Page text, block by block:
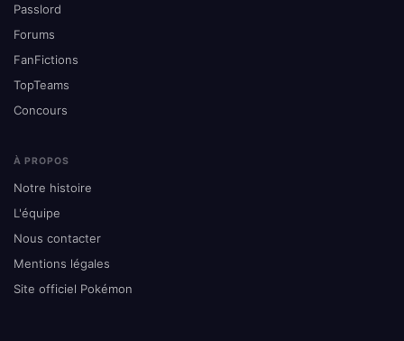
Passlord
Forums
FanFictions
TopTeams
Concours
À PROPOS
Notre histoire
L'équipe
Nous contacter
Mentions légales
Site officiel Pokémon